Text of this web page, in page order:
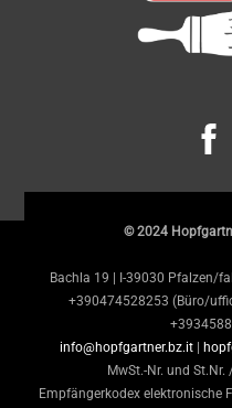
© 2024
Bachla 19 | I-39030 Pfalzen/
+390474528253 (Büro/
info@hopfgartner.bz.it |
MwSt.-Nr. und
Empfängerkodex elektronische